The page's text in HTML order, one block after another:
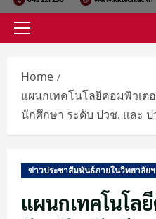
Home
แผนกเทคโนโลยีคอมพิวเต
นักศึกษา ระดับ ปวช. และ
ข่าวประชาสัมพันธ์ภายในวิทยาลัยฯ
แผนกเทคโนโล